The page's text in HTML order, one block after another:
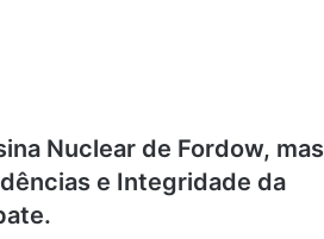
Nuclear de Fordow, mas
e Integridade da